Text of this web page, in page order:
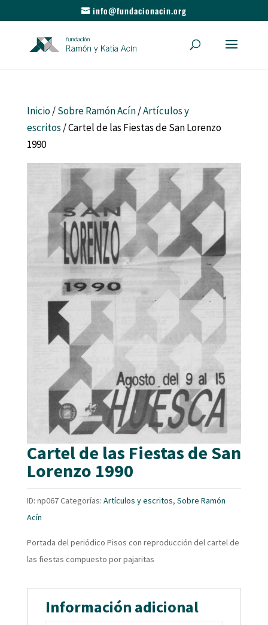
info@fundacionacin.org
Inicio/Sobre Ramón Acín/Artículos y
escritos / Cartel de las Fiestas de San Lorenzo
1990
Cartel de las Fiestas de San
Lorenzo 1990
ID: np067Categorías: Artículos y escritos, Sobre Ramón
Acín
Portada del periódico Pisos con reproducción del cartel de
las fiestas compuesto por pajaritas
Información adicional